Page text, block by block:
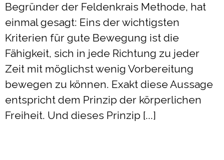
Begründer der Feldenkrais Methode, hat
einmal gesagt: Eins der wichtigsten
Kriterien für gute Bewegung ist die
Fähigkeit, sich in jede Richtung zu jeder
Zeit mit möglichst wenig Vorbereitung
bewegen zu können. Exakt diese Aussage
entspricht dem Prinzip der körperlichen
Freiheit. Und dieses Prinzip [...]